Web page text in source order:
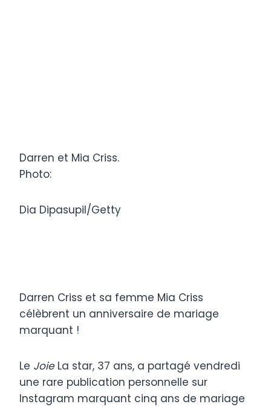
Darren et Mia Criss.
Photo:
Dia Dipasupil/Getty
Darren Criss et sa femme Mia Criss
célèbrent un anniversaire de mariage
marquant !
Le Joie La star, 37 ans, a partagé vendredi
une rare publication personnelle sur
Instagram marquant cinq ans de mariage